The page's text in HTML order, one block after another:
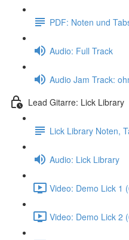
PDF: Noten und
Audio: Full Track
Audio Jam Track:
Lead Gitarre: Lick Library
Lick Library Noten,
Audio: Lick Library
Video: Demo Lick 1
Video: Demo Lick 2